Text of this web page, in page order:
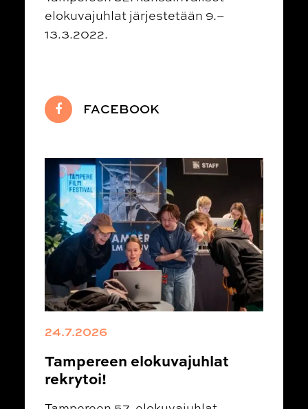
elokuvajuhlat järjestetään 9.–
13.3.2022.
FACEBOOK
24.7.2026
Tampereen elokuvajuhlat
rekrytoi!